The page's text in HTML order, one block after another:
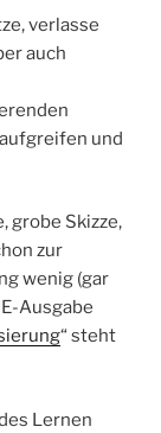
verlasse
auch
und
grobe Skizze,
zur
wenig (gar
Ausgabe
“ steht
Lernen